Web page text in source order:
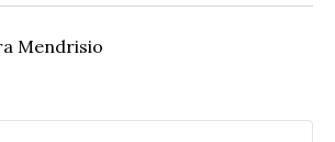
Mendrisio